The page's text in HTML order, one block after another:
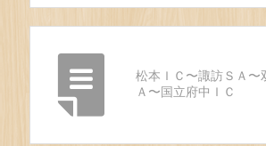
松本ＩＣ〜諏訪ＳＡ〜
Ａ〜国立府中ＩＣ